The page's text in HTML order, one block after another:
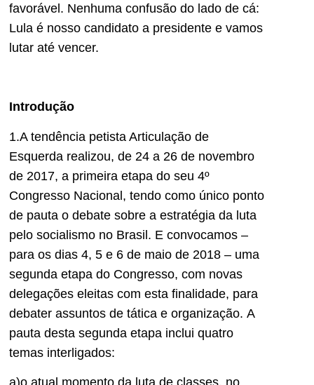
favorável. Nenhuma confusão do lado de cá:
Lula é nosso candidato a presidente e vamos
lutar até vencer.
Introdução
1.A tendência petista Articulação de
Esquerda realizou, de 24 a 26 de novembro
de 2017, a primeira etapa do seu 4º
Congresso Nacional, tendo como único ponto
de pauta o debate sobre a estratégia da luta
pelo socialismo no Brasil. E convocamos –
para os dias 4, 5 e 6 de maio de 2018 – uma
segunda etapa do Congresso, com novas
delegações eleitas com esta finalidade, para
debater assuntos de tática e organização. A
pauta desta segunda etapa inclui quatro
temas interligados: